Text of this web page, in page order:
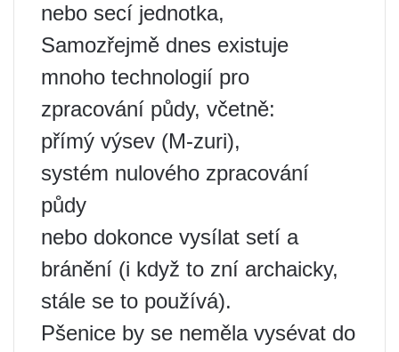
nebo secí jednotka,
Samozřejmě dnes existuje
mnoho technologií pro
zpracování půdy, včetně:
přímý výsev (M-zuri),
systém nulového zpracování
půdy
nebo dokonce vysílat setí a
bránění (i když to zní archaicky,
stále se to používá).
Pšenice by se neměla vysévat do